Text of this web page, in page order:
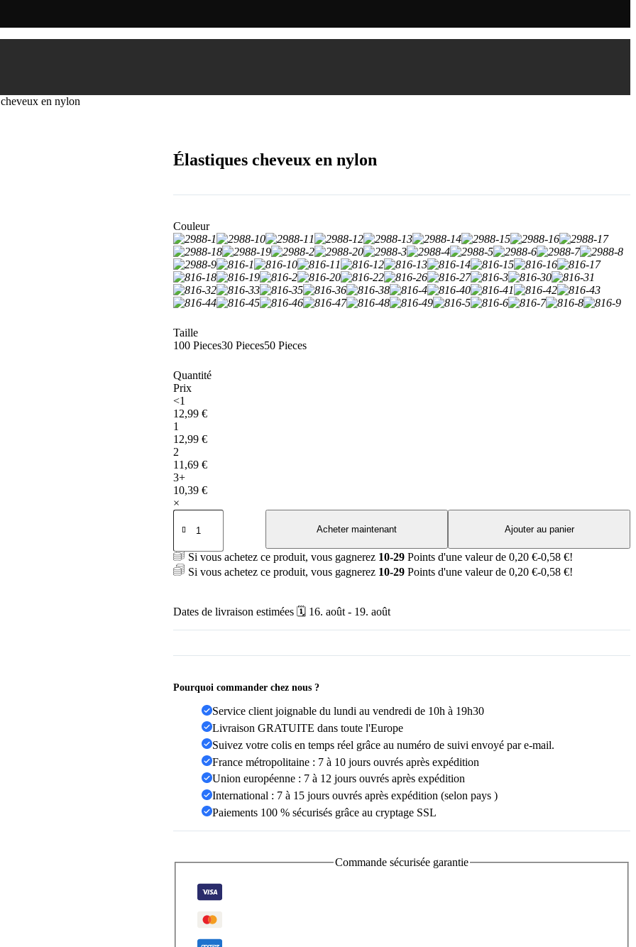
en nylon
Élastiques cheveux en nylon
Couleur
Taille
100 Pieces30 Pieces50 Pieces
Quantité
Prix
<1
12,99 €
1
12,99 €
2
11,69 €
3+
10,39 €
×
quantité
de
cheveux
en
nylon
Acheter maintenant Ajouter au panier
Si vous achetez ce produit, vous gagnerez 10-29 Points d'une valeur de 0,20 €-0,58 €!
Si vous achetez ce produit, vous gagnerez 10-29 Points d'une valeur de 0,20 €-0,58 €!
Dates de livraison estimées 🗓️ 16. août - 19. août
Pourquoi commander chez nous ?
Service client joignable du lundi au vendredi de 10h à 19h30
Livraison GRATUITE dans toute l'Europe
Suivez votre colis en temps réel grâce au numéro de suivi envoyé par e-mail.
France métropolitaine : 7 à 10 jours ouvrés après expédition
Union européenne : 7 à 12 jours ouvrés après expédition
International : 7 à 15 jours ouvrés après expédition (selon pays )
Paiements 100 % sécurisés grâce au cryptage SSL
Commande sécurisée garantie